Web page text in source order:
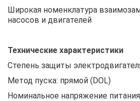
Широкая номенклатура
насосов и двигателей
Технические характеристики
Степень защиты
Метод пуска: прямой (DOL)
Номинальное напряжение